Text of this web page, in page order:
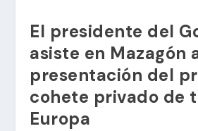
El presidente del
asiste en Mazagón
presentación del
cohete privado de
Europa